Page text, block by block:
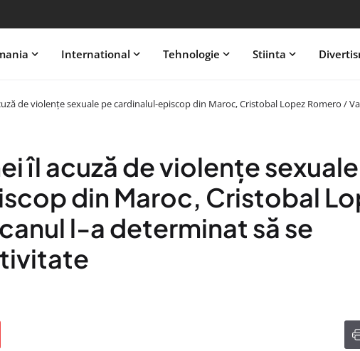
International Tehnologie Stiinta
de violenţe sexuale pe cardinalul-episcop din Maroc, Cristobal Lopez Romero /
îl acuză de violenţe
din Maroc, Cristobal
l-a determinat să se